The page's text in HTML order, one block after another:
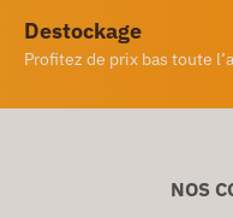
Destockage
Profitez de prix bas toute
NOS